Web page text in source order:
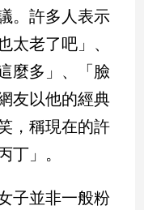
。許多人表示
太老了吧」、
麼多」、「臉
友以他的經典
，稱現在的許
丁」。
子並非一般粉